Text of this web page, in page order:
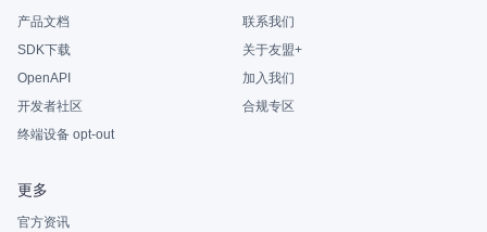
产品文档
SDK下载
OpenAPI
开发者社区
终端设备 opt-out
联系我们
关于友盟+
加入我们
合规专区
更多
官方资讯